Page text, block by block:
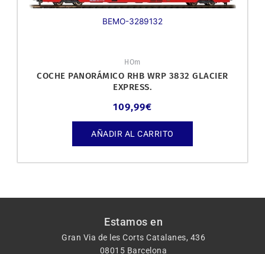
BEMO-3289132
HOm
COCHE PANORÁMICO RHB WRP 3832 GLACIER
EXPRESS.
109,99€
AÑADIR AL CARRITO
Estamos en
Gran Via de les Corts Catalanes, 436
08015 Barcelona